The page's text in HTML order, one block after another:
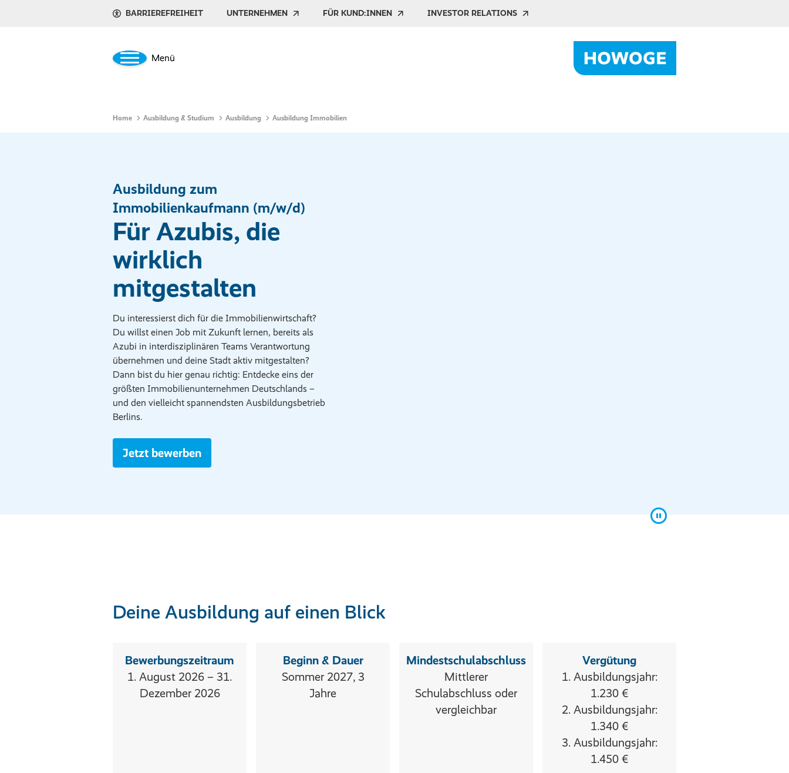
BARRIEREFREIHEIT UNTERNEHMEN FÜR KUND:INNEN INVESTOR RELATIONS
Menü
Home Ausbildung & Studium Ausbildung Ausbildung Immobilien
Ausbildung zum
Immobilienkaufmann (m/w/d)
Für Azubis, die
wirklich
mitgestalten
Du interessierst dich für die Immobilienwirtschaft?
Du willst einen Job mit Zukunft lernen, bereits als
Azubi in interdisziplinären Teams Verantwortung
übernehmen und deine Stadt aktiv mitgestalten?
Dann bist du hier genau richtig: Entdecke eins der
größten Immobilienunternehmen Deutschlands –
und den vielleicht spannendsten Ausbildungsbetrieb
Berlins.
Jetzt bewerben
Deine Ausbildung auf einen Blick
Bewerbungszeitraum
1. August 2026 – 31.
Dezember 2026
Beginn & Dauer
Sommer 2027, 3
Jahre
Mindestschulabschluss
Mittlerer
Schulabschluss oder
vergleichbar
Vergütung
1. Ausbildungsjahr:
1.230 €
2. Ausbildungsjahr:
1.340 €
3. Ausbildungsjahr:
1.450 €